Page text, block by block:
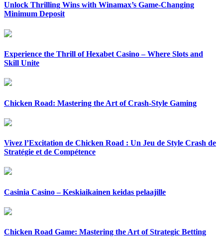
Unlock Thrilling Wins with Winamax’s Game-Changing
Minimum Deposit
Experience the Thrill of Hexabet Casino – Where Slots and
Skill Unite
Chicken Road: Mastering the Art of Crash-Style Gaming
Vivez l’Excitation de Chicken Road : Un Jeu de Style Crash de
Stratégie et de Compétence
Casinia Casino – Keskiaikainen keidas pelaajille
Chicken Road Game: Mastering the Art of Strategic Betting